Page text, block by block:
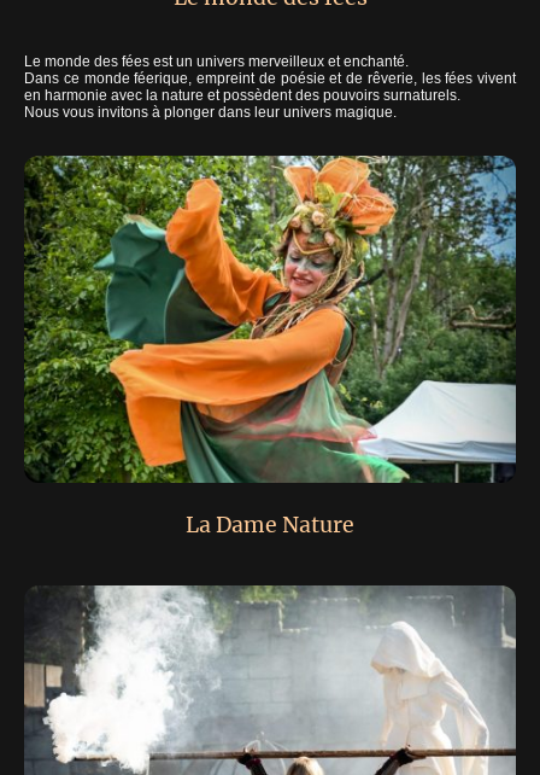
Le monde des fées est un univers merveilleux et enchanté.
Dans ce monde féerique, empreint de poésie et de rêverie, les fées vivent
en harmonie avec la nature et possèdent des pouvoirs surnaturels.
Nous vous invitons à plonger dans leur univers magique.
La Dame Nature